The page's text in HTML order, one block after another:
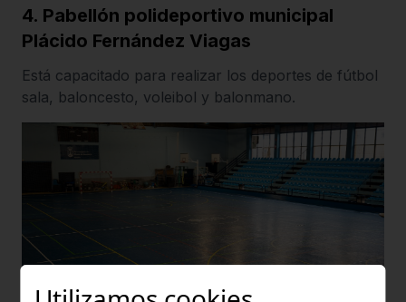
4. Pabellón polideportivo municipal
Plácido Fernández Viagas
Está capacitado para realizar los deportes de fútbol
sala, baloncesto, voleibol y balonmano.